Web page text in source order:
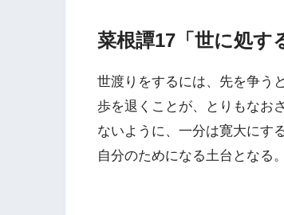
菜根譚17「世に処す
世渡りをするには、先を争う
歩を退くことが、とりもなお
ないように、一分は寛大にす
自分のためになる土台となる。